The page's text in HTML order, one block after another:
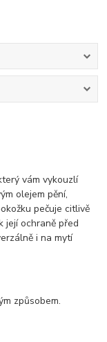
vám vykouzlí
olejem pění,
pečuje citlivě
její ochraně před
i na mytí
způsobem.